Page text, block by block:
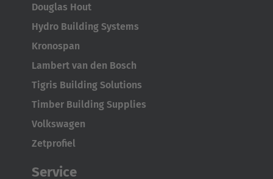
Douglas Hout
Hydro Building Systems
Kronospan
Lambert van den Bosch
Tigris Building Solutions
Timber Building Supplies
Volkswagen
Zetprofiel
Service